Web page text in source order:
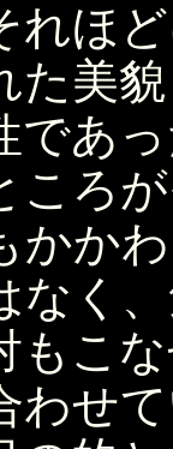
ほど
た美
であ
ろが
かか
なく
もこ
わせ